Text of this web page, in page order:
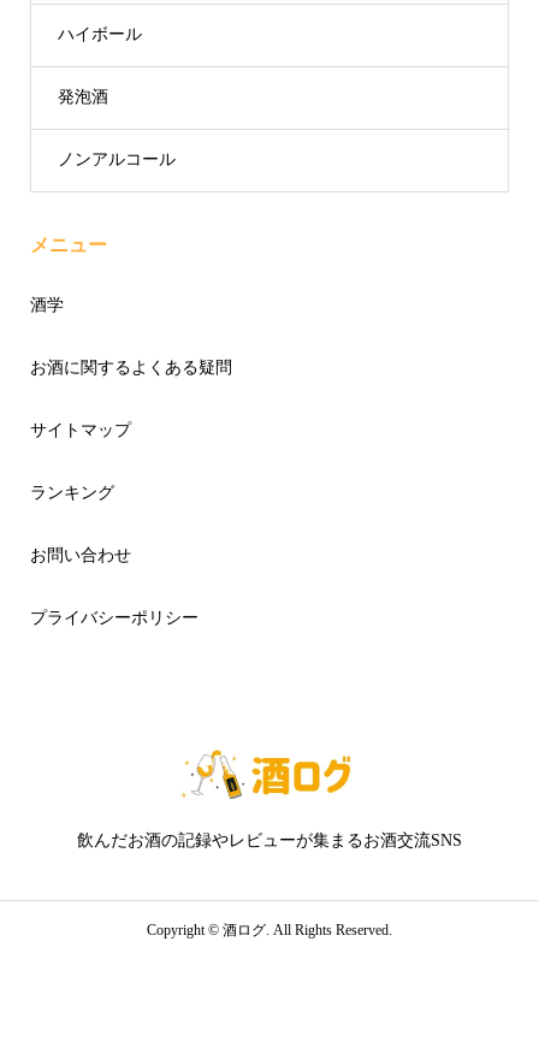
ハイボール
発泡酒
ノンアルコール
メニュー
酒学
お酒に関するよくある疑問
サイトマップ
ランキング
お問い合わせ
プライバシーポリシー
飲んだお酒の記録やレビューが集まるお酒交流SNS
Copyright © 酒ログ. All Rights Reserved.